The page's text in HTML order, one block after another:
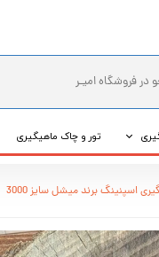
تور و چاک ماهیگیری
اسپنینگ برند میشل سایز 3000